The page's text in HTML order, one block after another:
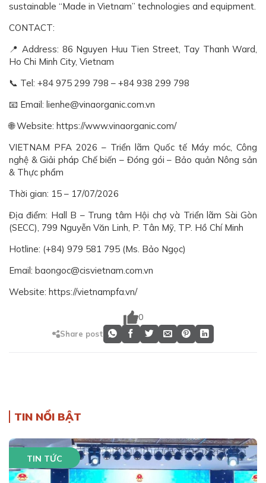
sustainable “Made in Vietnam” technologies and equipment.
CONTACT:
📍 Address: 86 Nguyen Huu Tien Street, Tay Thanh Ward,
Ho Chi Minh City, Vietnam
📞 Tel: +84 975 299 798 – +84 938 299 798
📧 Email: lienhe@vinaorganic.com.vn
🌐 Website: https://www.vinaorganic.com/
VIETNAM PFA 2026 – Triển lãm Quốc tế Máy móc, Công
nghệ & Giải pháp Chế biến – Đóng gói – Bảo quản Nông sản
& Thực phẩm
Thời gian: 15 – 17/07/2026
Địa điểm: Hall B – Trung tâm Hội chợ và Triển lãm Sài Gòn
(SECC), 799 Nguyễn Văn Linh, P. Tân Mỹ, TP. Hồ Chí Minh
Hotline: (+84) 979 581 795 (Ms. Bảo Ngọc)
Email: baongoc@cisvietnam.com.vn
Website: https://vietnampfa.vn/
0
Share post
TIN NỔI BẬT
TIN TỨC